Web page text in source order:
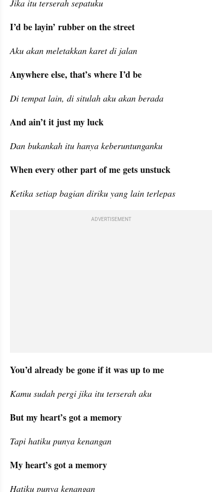
Jika itu terserah sepatuku
I’d be layin’ rubber on the street
Aku akan meletakkan karet di jalan
Anywhere else, that’s where I’d be
Di tempat lain, di situlah aku akan berada
And ain’t it just my luck
Dan bukankah itu hanya keberuntunganku
When every other part of me gets unstuck
Ketika setiap bagian diriku yang lain terlepas
ADVERTISEMENT
You’d already be gone if it was up to me
Kamu sudah pergi jika itu terserah aku
But my heart’s got a memory
Tapi hatiku punya kenangan
My heart’s got a memory
Hatiku punya kenangan